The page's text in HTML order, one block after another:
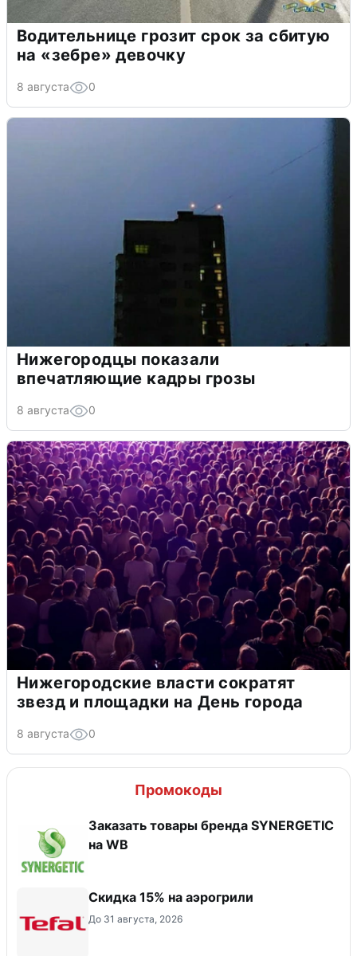
Водительнице грозит срок за сбитую
на «зебре» девочку
8 августа 0
Нижегородцы показали
впечатляющие кадры грозы
8 августа 0
Нижегородские власти сократят
звезд и площадки на День города
8 августа 0
Промокоды
Заказать товары бренда SYNERGETIC
на WB
Скидка 15% на аэрогрили
До 31 августа, 2026